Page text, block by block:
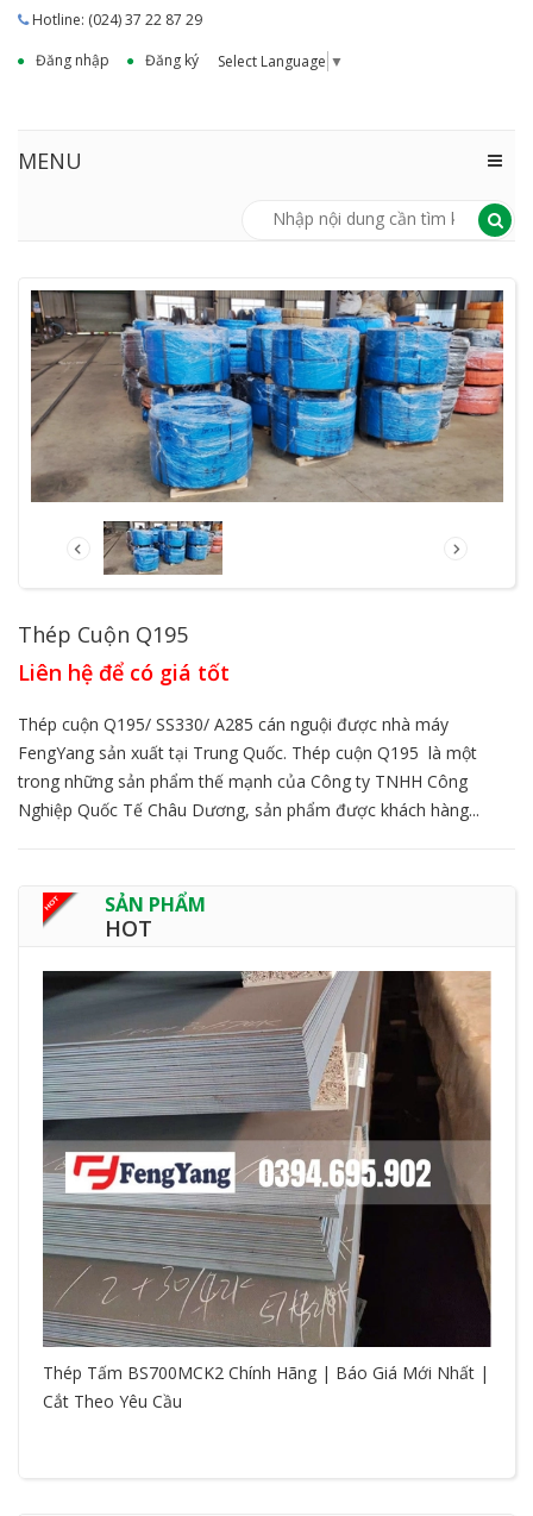
Hotline: (024) 37 22 87 29
Đăng nhập
Đăng ký Select Language ▼
MENU
Thép Cuộn Q195
Liên hệ để có giá tốt
Thép cuộn Q195/ SS330/ A285 cán nguội được nhà máy
FengYang sản xuất tại Trung Quốc. Thép cuộn Q195 là một
trong những sản phẩm thế mạnh của Công ty TNHH Công
Nghiệp Quốc Tế Châu Dương, sản phẩm được khách hàng...
SẢN PHẨM
HOT
Thép Tấm BS700MCK2 Chính Hãng | Báo Giá Mới Nhất |
Cắt Theo Yêu Cầu